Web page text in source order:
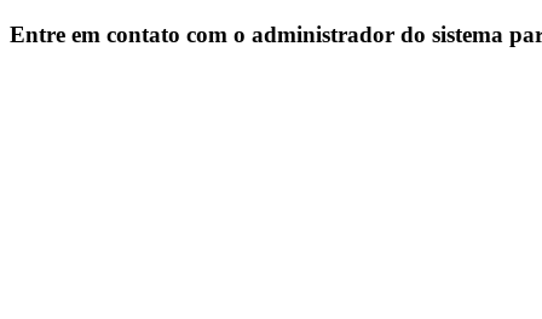
Entre em contato com o administrador do sistema